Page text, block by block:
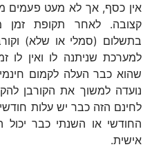
אין כסף, אך לא מעט פעמים
קצובה. לאחר תקופת זמן
בתשלום (סמלי או שלא)
למערכת שניתנה לו ואין
שהוא כבר העלה לקמום
נועדה למשוך את הקורבן
לחינם הזה כבר יש עלות
החודשי או השנתי כבר
אישית.